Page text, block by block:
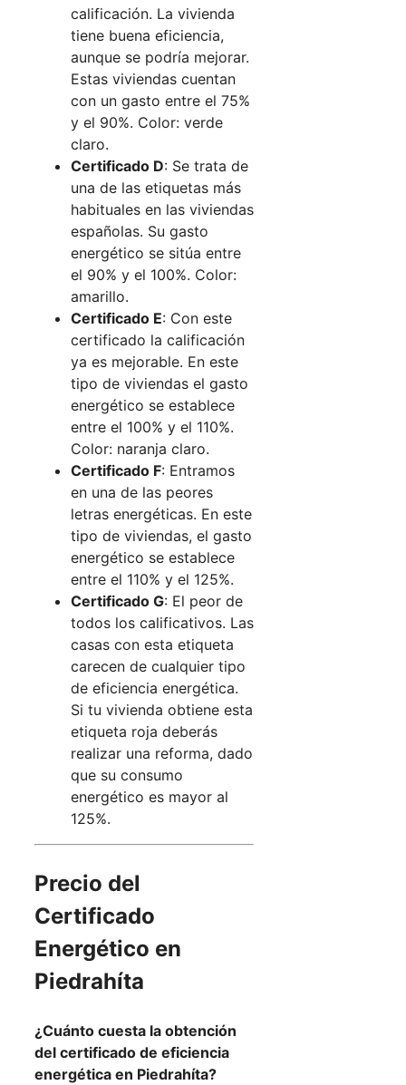
calificación. La vivienda
tiene buena eficiencia,
aunque se podría mejorar.
Estas viviendas cuentan
con un gasto entre el 75%
y el 90%. Color: verde
claro.
Certificado D: Se trata de
una de las etiquetas más
habituales en las viviendas
españolas. Su gasto
energético se sitúa entre
el 90% y el 100%. Color:
amarillo.
Certificado E: Con este
certificado la calificación
ya es mejorable. En este
tipo de viviendas el gasto
energético se establece
entre el 100% y el 110%.
Color: naranja claro.
Certificado F: Entramos
en una de las peores
letras energéticas. En este
tipo de viviendas, el gasto
energético se establece
entre el 110% y el 125%.
Certificado G: El peor de
todos los calificativos. Las
casas con esta etiqueta
carecen de cualquier tipo
de eficiencia energética.
Si tu vivienda obtiene esta
etiqueta roja deberás
realizar una reforma, dado
que su consumo
energético es mayor al
125%.
Precio del
Certificado
Energético en
Piedrahíta
¿Cuánto cuesta la obtención
del certificado de eficiencia
energética en Piedrahíta?